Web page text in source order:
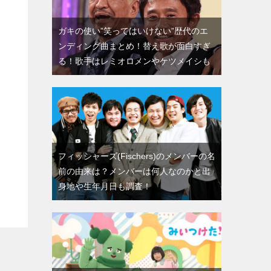
ガキの使い”笑ってはいけない”歴代のエ
ンディング曲まとめ！替え歌が面白すぎ
る！歌手はレミオロメンやケツメイシも
フィッシャーズ(Fischers)のメンバーの名
前の由来は？メンバーは何人なのかと出
身地や生年月日も調査！